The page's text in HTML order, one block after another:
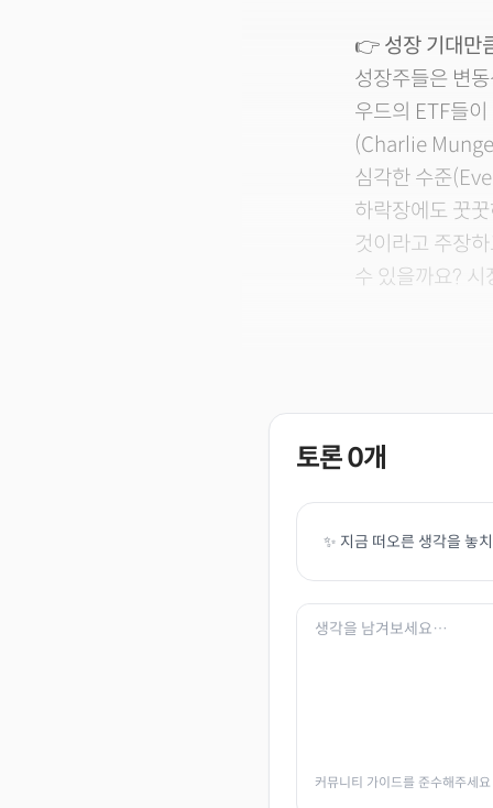
👉 성장 기대만
성장주들은 변
우드의 ETF들
(Charlie
심각한 수준
하락장에도 꿋
것이라고 주장
수 있을까요?
토론0개
✨ 지금 떠오른 생각을 놓
커뮤니티 가이드를 준수해주세요